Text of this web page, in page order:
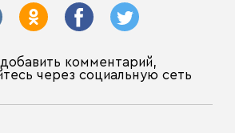
комментарий,
через социальную сеть